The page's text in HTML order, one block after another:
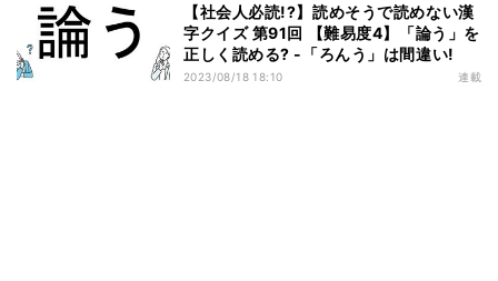
【社会人必読!?】読めそうで読めない漢
字クイズ 第91回 【難易度4】「論う」を
正しく読める? -「ろんう」は間違い!
2023/08/18 18:10 連載